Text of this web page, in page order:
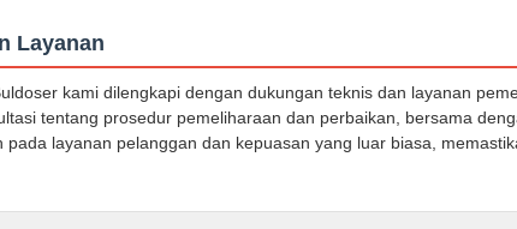
Layanan
kami dilengkapi dengan dukungan teknis dan layanan
tentang prosedur pemeliharaan dan perbaikan, bersama
pada layanan pelanggan dan kepuasan yang luar biasa,